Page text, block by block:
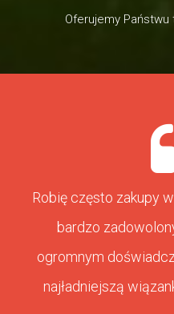
Oferujemy
Robię często zakupy
bardzo
ogromnym
najładniejszą